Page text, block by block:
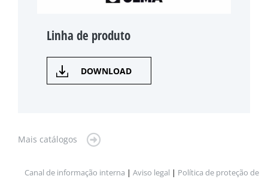
Linha de produto
DOWNLOAD
Mais catálogos
Canal de informação interna | Aviso legal | Política de proteção de